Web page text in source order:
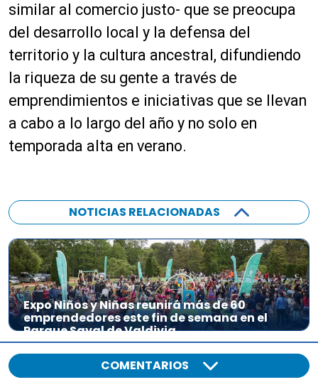
similar al comercio justo- que se preocupa
del desarrollo local y la defensa del
territorio y la cultura ancestral, difundiendo
la riqueza de su gente a través de
emprendimientos e iniciativas que se llevan
a cabo a lo largo del año y no solo en
temporada alta en verano.
NOTICIAS RELACIONADAS
Expo Niños y Niñas reunirá más de 60
emprendedores este fin de semana en el
Parque Saval de Valdivia
COMENTARIOS